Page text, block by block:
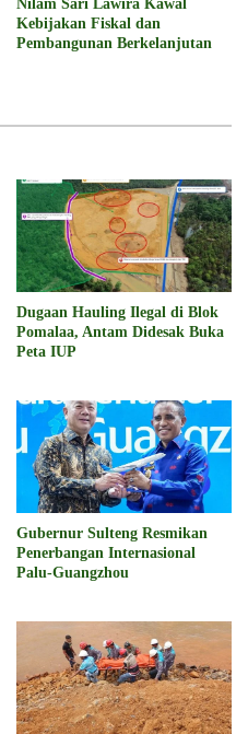
Nilam Sari Lawira Kawal
Kebijakan Fiskal dan
Pembangunan Berkelanjutan
Dugaan Hauling Ilegal di Blok
Pomalaa, Antam Didesak Buka
Peta IUP
Gubernur Sulteng Resmikan
Penerbangan Internasional
Palu-Guangzhou